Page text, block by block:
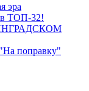
эра
в ТОП-32!
поправку"